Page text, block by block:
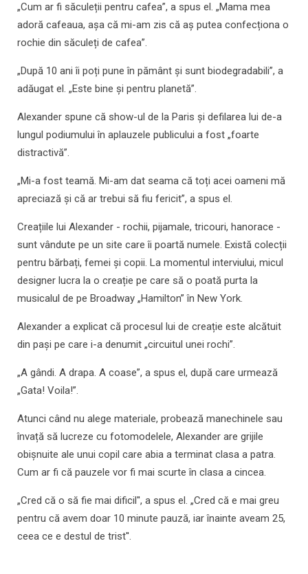
„Cum ar fi săculeții pentru cafea”, a spus el. „Mama mea
adoră cafeaua, așa că mi-am zis că aș putea confecționa o
rochie din săculeți de cafea”.
„După 10 ani îi poți pune în pământ și sunt biodegradabili”, a
adăugat el. „Este bine și pentru planetă”.
Alexander spune că show-ul de la Paris și defilarea lui de-a
lungul podiumului în aplauzele publicului a fost „foarte
distractivă”.
„Mi-a fost teamă. Mi-am dat seama că toți acei oameni mă
apreciază și că ar trebui să fiu fericit”, a spus el.
Creațiile lui Alexander - rochii, pijamale, tricouri, hanorace -
sunt vândute pe un site care îi poartă numele. Există colecții
pentru bărbați, femei și copii. La momentul interviului, micul
designer lucra la o creație pe care să o poată purta la
musicalul de pe Broadway „Hamilton” în New York.
Alexander a explicat că procesul lui de creație este alcătuit
din pași pe care i-a denumit „circuitul unei rochi”.
„A gândi. A drapa. A coase”, a spus el, după care urmează
„Gata! Voila!”.
Atunci când nu alege materiale, probează manechinele sau
învață să lucreze cu fotomodelele, Alexander are grijile
obișnuite ale unui copil care abia a terminat clasa a patra.
Cum ar fi că pauzele vor fi mai scurte în clasa a cincea.
„Cred că o să fie mai dificil'', a spus el. „Cred că e mai greu
pentru că avem doar 10 minute pauză, iar înainte aveam 25,
ceea ce e destul de trist''.